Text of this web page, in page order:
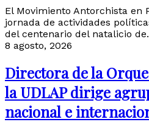
El Movimiento Antorchista en
jornada de actividades
del centenario del natalicio
8 agosto, 2026
Directora de la
la UDLAP dirige
nacional e